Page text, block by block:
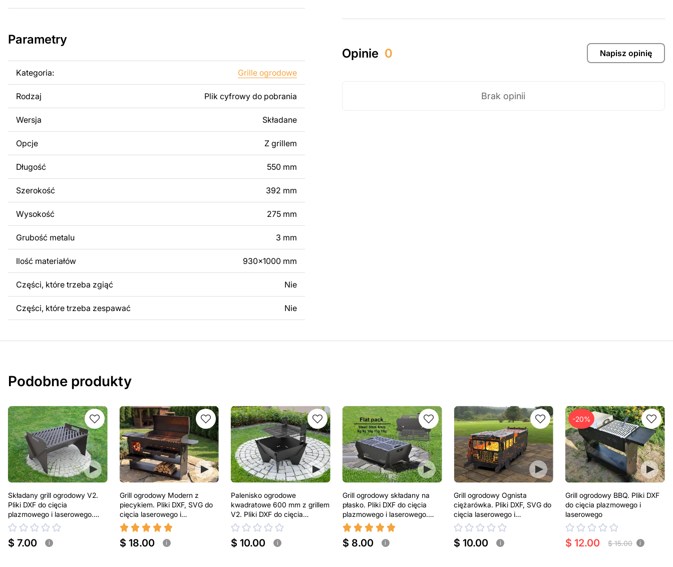
zostały zaprojektowane z myślą o nowoczesnej estetyce i łatwym montażu, aby
Można używać tych plików do tworzenia gotowych produktów zarówno do
odsprzedaż lub udostępnianie oryginalnych bądź zmodyfikowanych plików jest
Za dodatkową opłatą możemy dostosować projekt poprzez dodanie tekstu,
obrazów lub logo Twojej firmy albo wprowadzenie innych modyfikacji według
Twoich potrzeb. Jeśli potrzebujesz indywidualnego projektu metalowego
produktu, skontaktuj się z nami.
Jeśli masz jakiekolwiek pytania lub potrzebujesz pomocy, skontaktuj się z nami
w dowolnym momencie – zawsze chętnie pomożemy.
Parametry
Kategoria: Grille ogrodowe
Rodzaj Plik cyfrowy do pobrania
Wersja Składane
Opcje Z grillem
Długość 550 mm
Szerokość 392 mm
Wysokość 275 mm
Grubość metalu 3 mm
Ilość materiałów 930x1000 mm
Części, które trzeba zgiąć Nie
Części, które trzeba zespawać Nie
Opinie 0 Napisz opinię
Brak opinii
Podobne produkty
Składany grill ogrodowy V2.
Pliki DXF do cięcia
plazmowego i laserowego.
Przenośny grill BBQ
$ 7.00 i
Grill ogrodowy Modern z
piecykiem. Pliki DXF, SVG do
cięcia laserowego i
plazmowego
$ 18.00 i
Palenisko ogrodowe
kwadratowe 600 mm z grillem
V2. Pliki DXF do cięcia
plazmowego i laserowego
$ 10.00 i
Grill ogrodowy składany na
płasko. Pliki DXF do cięcia
plazmowego i laserowego.
Turystyczny grill
$ 8.00 i
Grill ogrodowy Ognista
ciężarówka. Pliki DXF, SVG do
cięcia laserowego i
plazmowego
$ 10.00 i
-20%
Grill ogrodowy BBQ. Pliki DXF
do cięcia plazmowego i
laserowego
$ 12.00 $ 15.00 i